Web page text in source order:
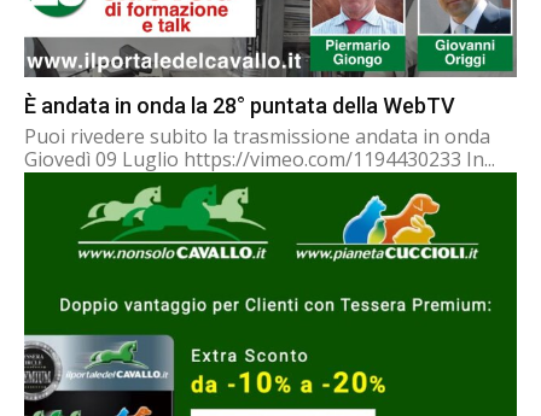
È andata in onda la 28° puntata della WebTV
Puoi rivedere subito la trasmissione andata in onda
Giovedì 09 Luglio https://vimeo.com/1194430233 In...